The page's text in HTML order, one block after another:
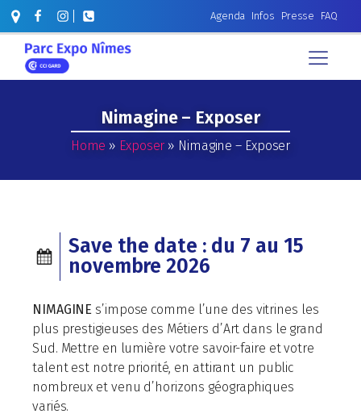
Agenda Infos Presse FAQ
Nimagine – Exposer
Home » Exposer » Nimagine – Exposer
Save the date : du 7 au 15
novembre 2026
NIMAGINE s’impose comme l’une des vitrines les
plus prestigieuses des Métiers d’Art dans le grand
Sud. Mettre en lumière votre savoir-faire et votre
talent est notre priorité, en attirant un public
nombreux et venu d’horizons géographiques
variés.